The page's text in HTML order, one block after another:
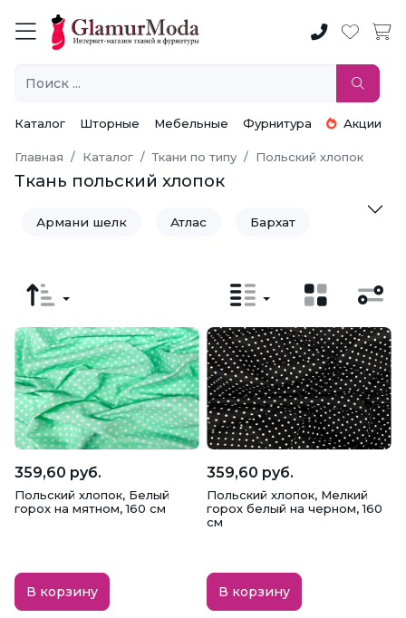
Каталог Шторные Мебельные Фурнитура Акции
Главная Каталог Ткани по типу Польский хлопок
Ткань польский хлопок
Армани шелк Атлас Бархат
Велюр Вискоза Вискоза Модал
Габардин Гипюр, Кружево, Шитье
Голограмма Грета Дак
Джерси Джинсовая Дубленка
Интерлок Кашкорсе
359,60 руб.
Польский хлопок, Белый
горох на мятном, 160 см
В корзину
359,60 руб.
Польский хлопок, Мелкий
горох белый на черном, 160
см
В корзину